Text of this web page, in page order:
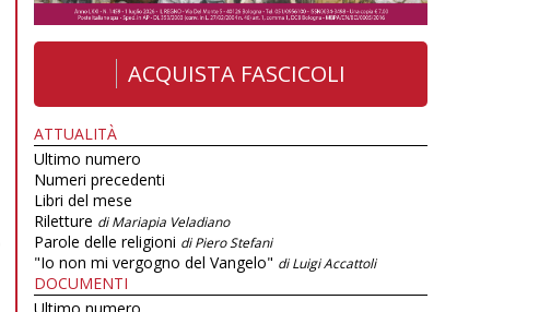
ACQUISTA FASCICOLI
ATTUALITÀ
Ultimo numero
Numeri precedenti
Libri del mese
Riletture di Mariapia Veladiano
Parole delle religioni di Piero Stefani
"Io non mi vergogno del Vangelo" di Luigi Accattoli
DOCUMENTI
Ultimo numero